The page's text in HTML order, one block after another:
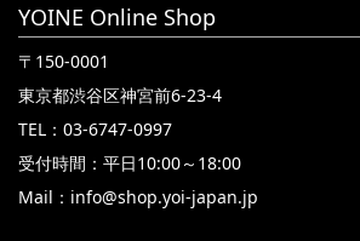
YOINE Online Shop
〒150-0001
東京都渋谷区神宮前6-23-4
TEL：03-6747-0997
受付時間：平日10:00～18:00
Mail： info@shop.yoi-japan.jp